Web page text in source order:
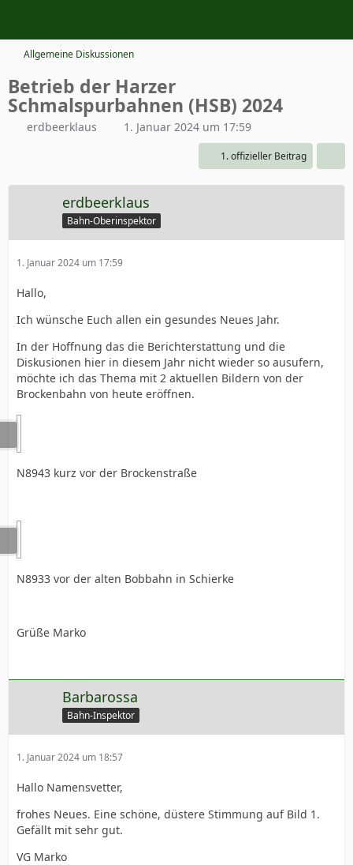
Allgemeine Diskussionen
Betrieb der Harzer
Schmalspurbahnen (HSB) 2024
erdbeerklaus 1. Januar 2024 um 17:59
1. offizieller Beitrag
erdbeerklaus
Bahn-Oberinspektor
1. Januar 2024 um 17:59
Hallo,
Ich wünsche Euch allen ein gesundes Neues Jahr.
In der Hoffnung das die Berichterstattung und die
Diskusionen hier in diesem Jahr nicht wieder so ausufern,
möchte ich das Thema mit 2 aktuellen Bildern von der
Brockenbahn von heute eröffnen.
N8943 kurz vor der Brockenstraße
N8933 vor der alten Bobbahn in Schierke
Grüße Marko
Barbarossa
Bahn-Inspektor
1. Januar 2024 um 18:57
Hallo Namensvetter,
frohes Neues. Eine schöne, düstere Stimmung auf Bild 1.
Gefällt mit sehr gut.
VG Marko